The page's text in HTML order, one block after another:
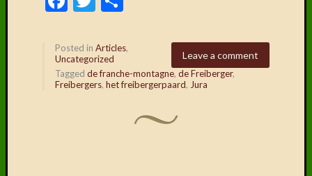
Leave a comment
Posted in Articles,
Uncategorized
Tagged de franche-montagne, de Freiberger,
Freibergers, het freibergerpaard, Jura